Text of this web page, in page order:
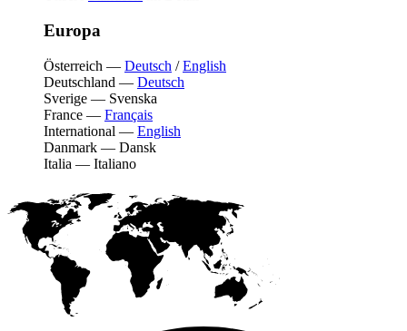
Europa
Österreich — Deutsch /English
Deutschland — Deutsch
Sverige — Svenska
France — Français
International — English
Danmark — Dansk
Italia — Italiano